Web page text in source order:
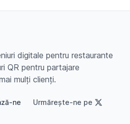
digitale pentru restaurante
QR pentru partajare
mulți clienți.
ne Urmărește-ne pe